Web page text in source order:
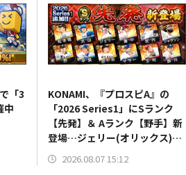
「3
中
KONAMI、『プロスピA』の
「2026 Series1」にSランク
【先発】＆ Aランク【野手】新
登場…ジェリー(オリックス)、
マラー(中日)、奈良間大己(北海
道日本ハム/二塁手)、持丸泰輝
2026.08.07 15:12